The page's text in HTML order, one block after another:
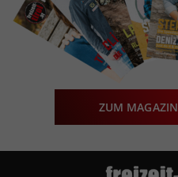
ZUM MAGAZIN